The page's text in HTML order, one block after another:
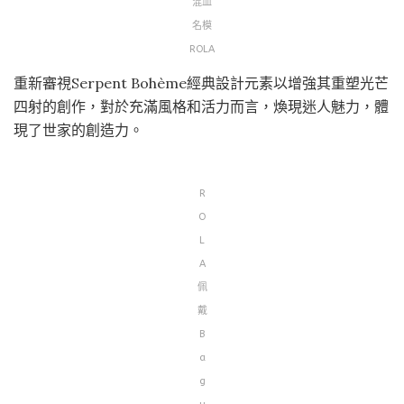
名模
ROLA
重新審視Serpent Bohème經典設計元素以增強其重塑光芒
四射的創作，對於充滿風格和活力而言，煥現迷人魅力，體
現了世家的創造力。
R
O
L
A
佩
戴
B
a
g